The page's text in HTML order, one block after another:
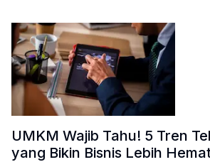
produk impor, terutama melalui platform e-
social commerce, bukan lagi sekadar isu
melainkan tantangan eksistensial
UMKM Wajib Tahu! 5 Tren
yang Bikin Bisnis Lebih